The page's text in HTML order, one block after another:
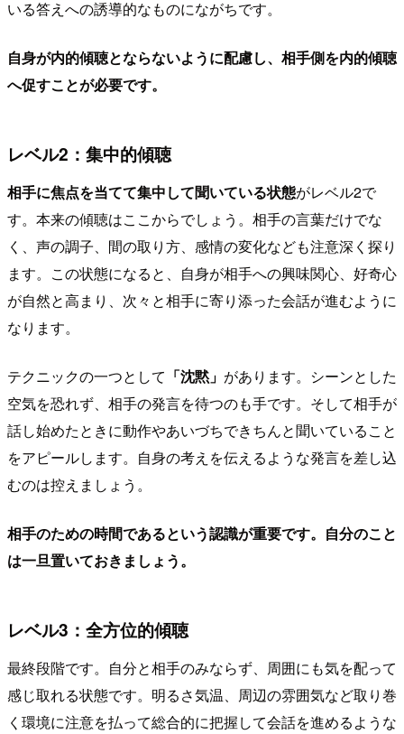
いる答えへの誘導的なものにながちです。
自身が内的傾聴とならないように配慮し、相手側を内的傾聴
へ促すことが必要です。
レベル2：集中的傾聴
相手に焦点を当てて集中して聞いている状態がレベル2で
す。本来の傾聴はここからでしょう。相手の言葉だけでな
く、声の調子、間の取り方、感情の変化なども注意深く探り
ます。この状態になると、自身が相手への興味関心、好奇心
が自然と高まり、次々と相手に寄り添った会話が進むように
なります。
テクニックの一つとして 「沈黙」 があります。シーンとした
空気を恐れず、相手の発言を待つのも手です。そして相手が
話し始めたときに動作やあいづちできちんと聞いていること
をアピールします。自身の考えを伝えるような発言を差し込
むのは控えましょう。
相手のための時間であるという認識が重要です。自分のこと
は一旦置いておきましょう。
レベル3：全方位的傾聴
最終段階です。自分と相手のみならず、周囲にも気を配って
感じ取れる状態です。明るさ気温、周辺の雰囲気など取り巻
く環境に注意を払って総合的に把握して会話を進めるような